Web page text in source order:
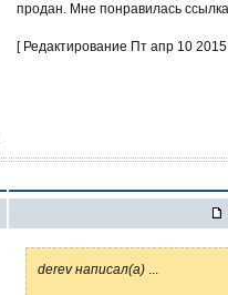
продан. Мне понравилась
[ Редактирование Пт апр 10
derev написал(а)